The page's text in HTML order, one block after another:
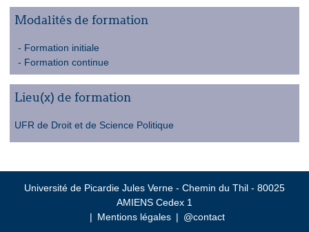
Modalités de formation
Formation initiale
Formation continue
Lieu(x) de formation
UFR de Droit et de Science Politique
Université de Picardie Jules Verne - Chemin du Thil - 80025
AMIENS Cedex 1
Mentions légales
@contact